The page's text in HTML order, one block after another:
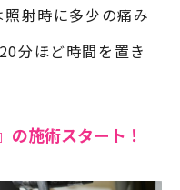
射時に多少の痛み
分ほど時間を置き
施術スタート！